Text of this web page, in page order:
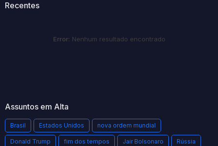
Recentes
Error: Nenhum resultado encontrado
Assuntos em Alta
Brasil Estados Unidos nova ordem mundial
Donald Trump fim dos tempos Jair Bolsonaro Rússia